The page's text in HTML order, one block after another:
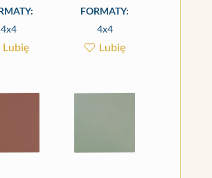
4x4
Lubię
FORMATY:
4x4
Lubię